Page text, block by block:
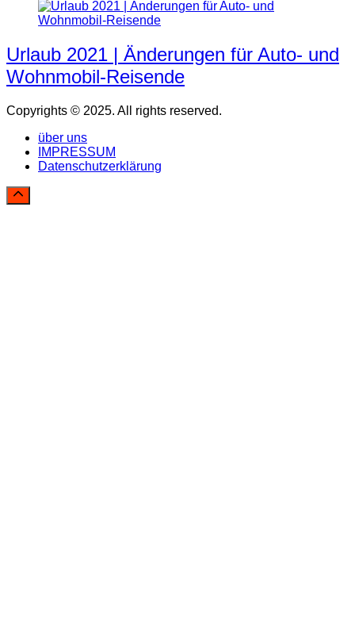
Urlaub 2021 | Änderungen für Auto- und
Wohnmobil-Reisende
Copyrights © 2025. All rights reserved.
über uns
IMPRESSUM
Datenschutzerklärung